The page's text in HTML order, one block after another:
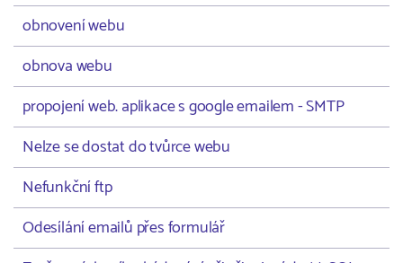
obnovení webu
obnova webu
propojení web. aplikace s google emailem - SMTP
Nelze se dostat do tvůrce webu
Nefunkční ftp
Odesílání emailů přes formulář